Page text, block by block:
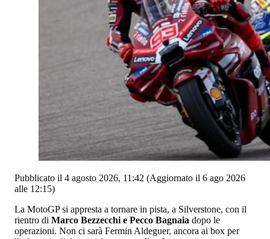
Pubblicato il 4 agosto 2026, 11:42 (Aggiornato il 6 ago 2026
alle 12:15)
La MotoGP si appresta a tornare in pista, a Silverstone, con il
rientro di Marco Bezzecchi e Pecco Bagnaia dopo le
operazioni. Non ci sarà Fermin Aldeguer, ancora ai box per